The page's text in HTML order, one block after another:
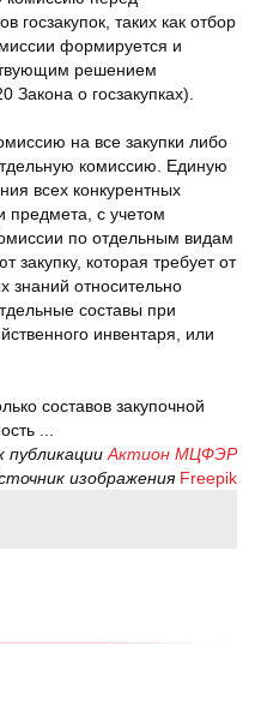
госзакупок, таких как отбор
формируется и
решением
Закона о госзакупках).
на все закупки либо
комиссию. Единую
всех конкурентных
предмета, с учетом
по отдельным видам
закупку, которая требует от
знаний относительно
составы при
инвентаря, или
составов закупочной
...
публикации Актион МЦФЭР
изображения Freepik